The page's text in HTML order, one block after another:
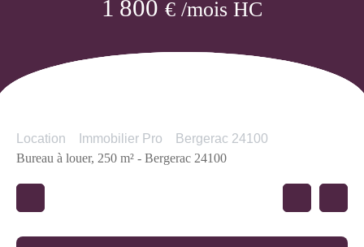
1 800 € /mois HC
Location Immobilier Pro
Bergerac 24100
Bureau à louer, 250 m² - Bergerac 24100